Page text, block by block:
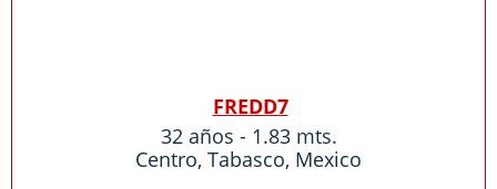
FREDD7
32 años - 1.83 mts.
Centro, Tabasco, Mexico